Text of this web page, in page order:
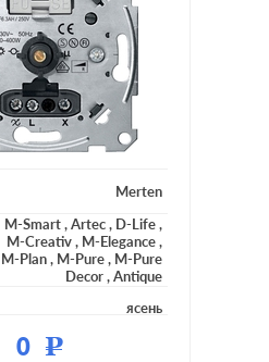
Merten
M-Smart,Artec, D-Life,
M-Creativ, M-Elegance,
M-Plan, M-Pure, M-Pure
Decor,Antique
ясень
0Р